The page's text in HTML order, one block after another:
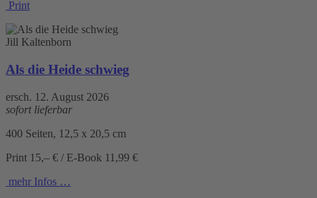
Print
Jill Kaltenborn
Als die Heide schwieg
ersch. 12. August 2026
sofort lieferbar
400 Seiten, 12,5 x 20,5 cm
Print 15,– € / E-Book 11,99 €
mehr Infos …